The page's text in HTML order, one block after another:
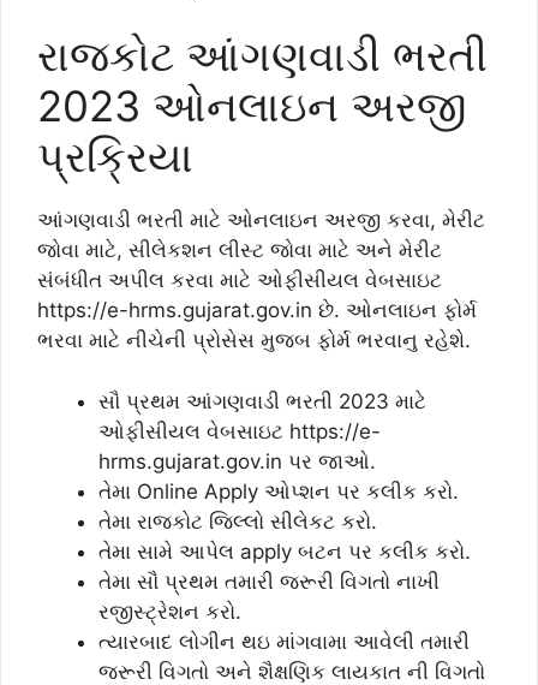
રાજકોટ આંગણવાડી ભરતી
2023 ઓનલાઇન અરજી
પ્રક્રિયા
આંગણવાડી ભરતી માટે ઓનલાઇન અરજી કરવા, મેરીટ
જોવા માટે, સીલેકશન લીસ્ટ જોવા માટે અને મેરીટ
સંબંધીત અપીલ કરવા માટે ઓફીસીયલ વેબસાઇટ
https://e-hrms.gujarat.gov.in છે. ઓનલાઇન ફોર્મ
ભરવા માટે નીચેની પ્રોસેસ મુજબ ફોર્મ ભરવાનુ રહેશે.
સૌ પ્રથમ આંગણવાડી ભરતી 2023 માટે
ઓફીસીયલ વેબસાઇટ https://e-
hrms.gujarat.gov.in પર જાઓ.
તેમા Online Apply ઓપ્શન પર કલીક કરો.
તેમા રાજકોટ જિલ્લો સીલેકટ કરો.
તેમા સામે આપેલ apply બટન પર કલીક કરો.
તેમા સૌ પ્રથમ તમારી જરૂરી વિગતો નાખી
રજીસ્ટ્રેશન કરો.
ત્યારબાદ લોગીન થઇ માંગવામા આવેલી તમારી
જરૂરી વિગતો અને શૈક્ષણિક લાયકાત ની વિગતો